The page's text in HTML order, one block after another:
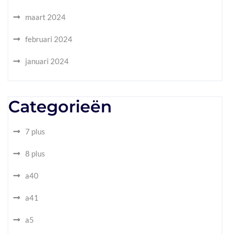
maart 2024
februari 2024
januari 2024
Categorieën
7 plus
8 plus
a40
a41
a5